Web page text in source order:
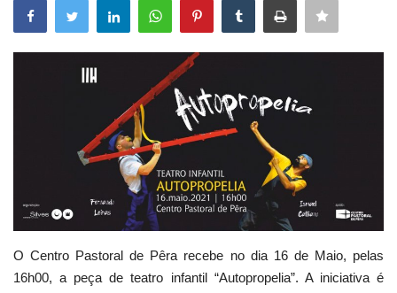
Desporto
Educação
Estatuto Editorial
Saúde
O Centro Pastoral de Pêra recebe no dia 16 de Maio, pelas
16h00, a peça de teatro infantil “Autopropelia”. A iniciativa é